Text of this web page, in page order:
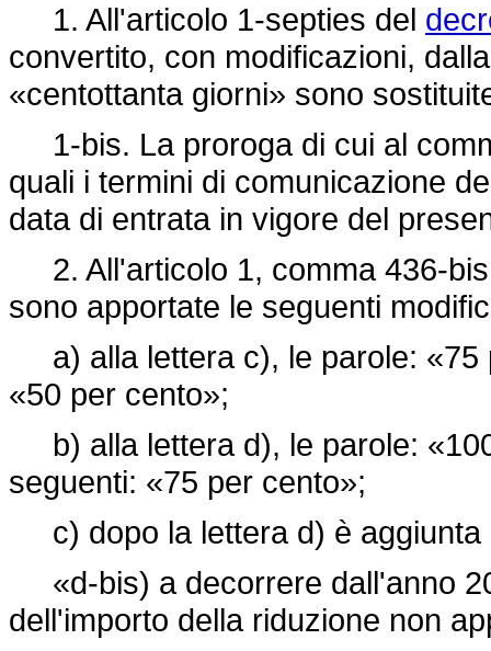
1. All'articolo 1-septies del
convertito, con modificazioni,
«centottanta giorni» sono
1-bis. La proroga di cui al
quali i termini di comunicazione
data di entrata in vigore del
2. All'articolo 1, comma 436-
sono apportate le seguenti
a) alla lettera c), le parole: «75
«50 per cento»;
b) alla lettera d), le parole:
seguenti: «75 per cento»;
c) dopo la lettera d) è aggiunta
«d-bis) a decorrere dall'anno
dell'importo della riduzione non